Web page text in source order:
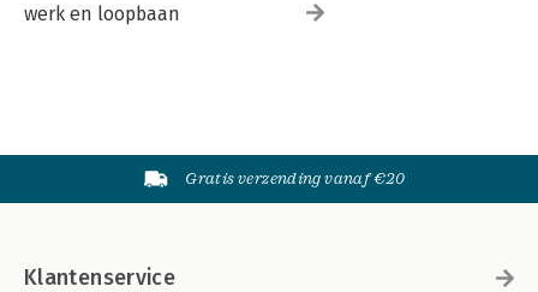
werk en loopbaan
Gratis verzending vanaf €20
Klantenservice